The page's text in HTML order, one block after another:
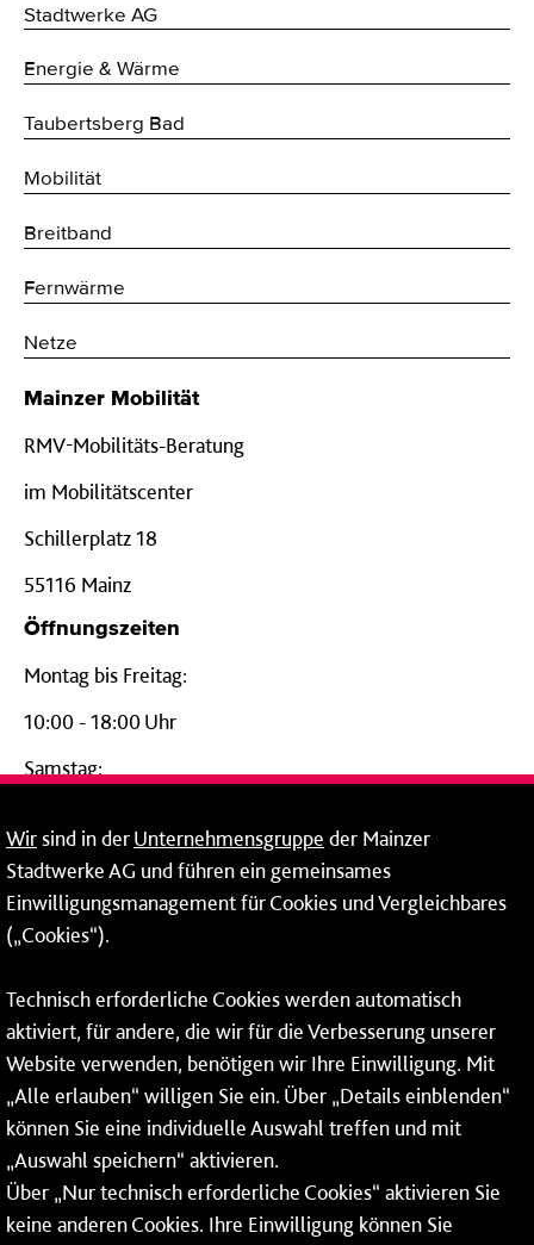
Stadtwerke AG
Energie & Wärme
Taubertsberg Bad
Mobilität
Breitband
Fernwärme
Netze
Mainzer Mobilität
RMV-Mobilitäts-Beratung
im Mobilitätscenter
Schillerplatz 18
55116 Mainz
Öffnungszeiten
Montag bis Freitag:
10:00 - 18:00 Uhr
Samstag:
24-Stunden-Telefon*
06131 – 12 77 77
Fax: 06131 – 12 66 66
* Montags bis freitags bis 7 und ab 18 Uhr sowie an
Wochenenden und Feiertagen ganztags werden Ihre
Anrufe je nach Themenauswahl an ein Callcenter des
RMV oder von nextbike weitergeleitet. Dort erhalten Sie
ausschließlich Auskünfte zum Fahrplan bzw. zu
meinRad.
Wirsind in derUnternehmensgruppe der Mainzer
Stadtwerke AG und führen ein gemeinsames
Einwilligungsmanagement für Cookies und Vergleichbares
(„Cookies“).
Technisch erforderliche Cookies werden automatisch
aktiviert, für andere, die wir für die Verbesserung unserer
Website verwenden, benötigen wir Ihre Einwilligung. Mit
„Alle erlauben“ willigen Sie ein. Über „Details einblenden“
können Sie eine individuelle Auswahl treffen und mit
„Auswahl speichern“ aktivieren.
Über „Nur technisch erforderliche Cookies“ aktivieren Sie
keine anderen Cookies. Ihre Einwilligung können Sie